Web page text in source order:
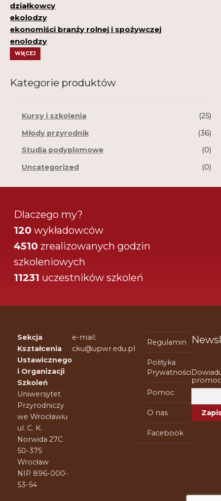
działkowcy
ekolodzy
ekonomiści branży rolnej i spożywczej
enolodzy
WIĘCEJ
Kategorie produktów
Kursy i szkolenia
(25)
Młody przyrodnik
(36)
Studia podyplomowe
(0)
Uncategorized
(0)
Dlaczego my?
120 wykładowców
4510 zrealizowanych godzin
szkoleniowych
11231 uczestników szkoleń
Sekcja
Kształcenia
Ustawicznego
i Organizacji
Szkoleń
Uniwersytet
Przyrodniczy
we Wrocławiu
ul. C. K.
Norwida 27C
50-375
Wrocław
NIP 896-000-
53-54
e-mail:
cku@upwr.edu.pl
Regulamin
Polityka
Prywatności
Pomoc
O nas
Facebook